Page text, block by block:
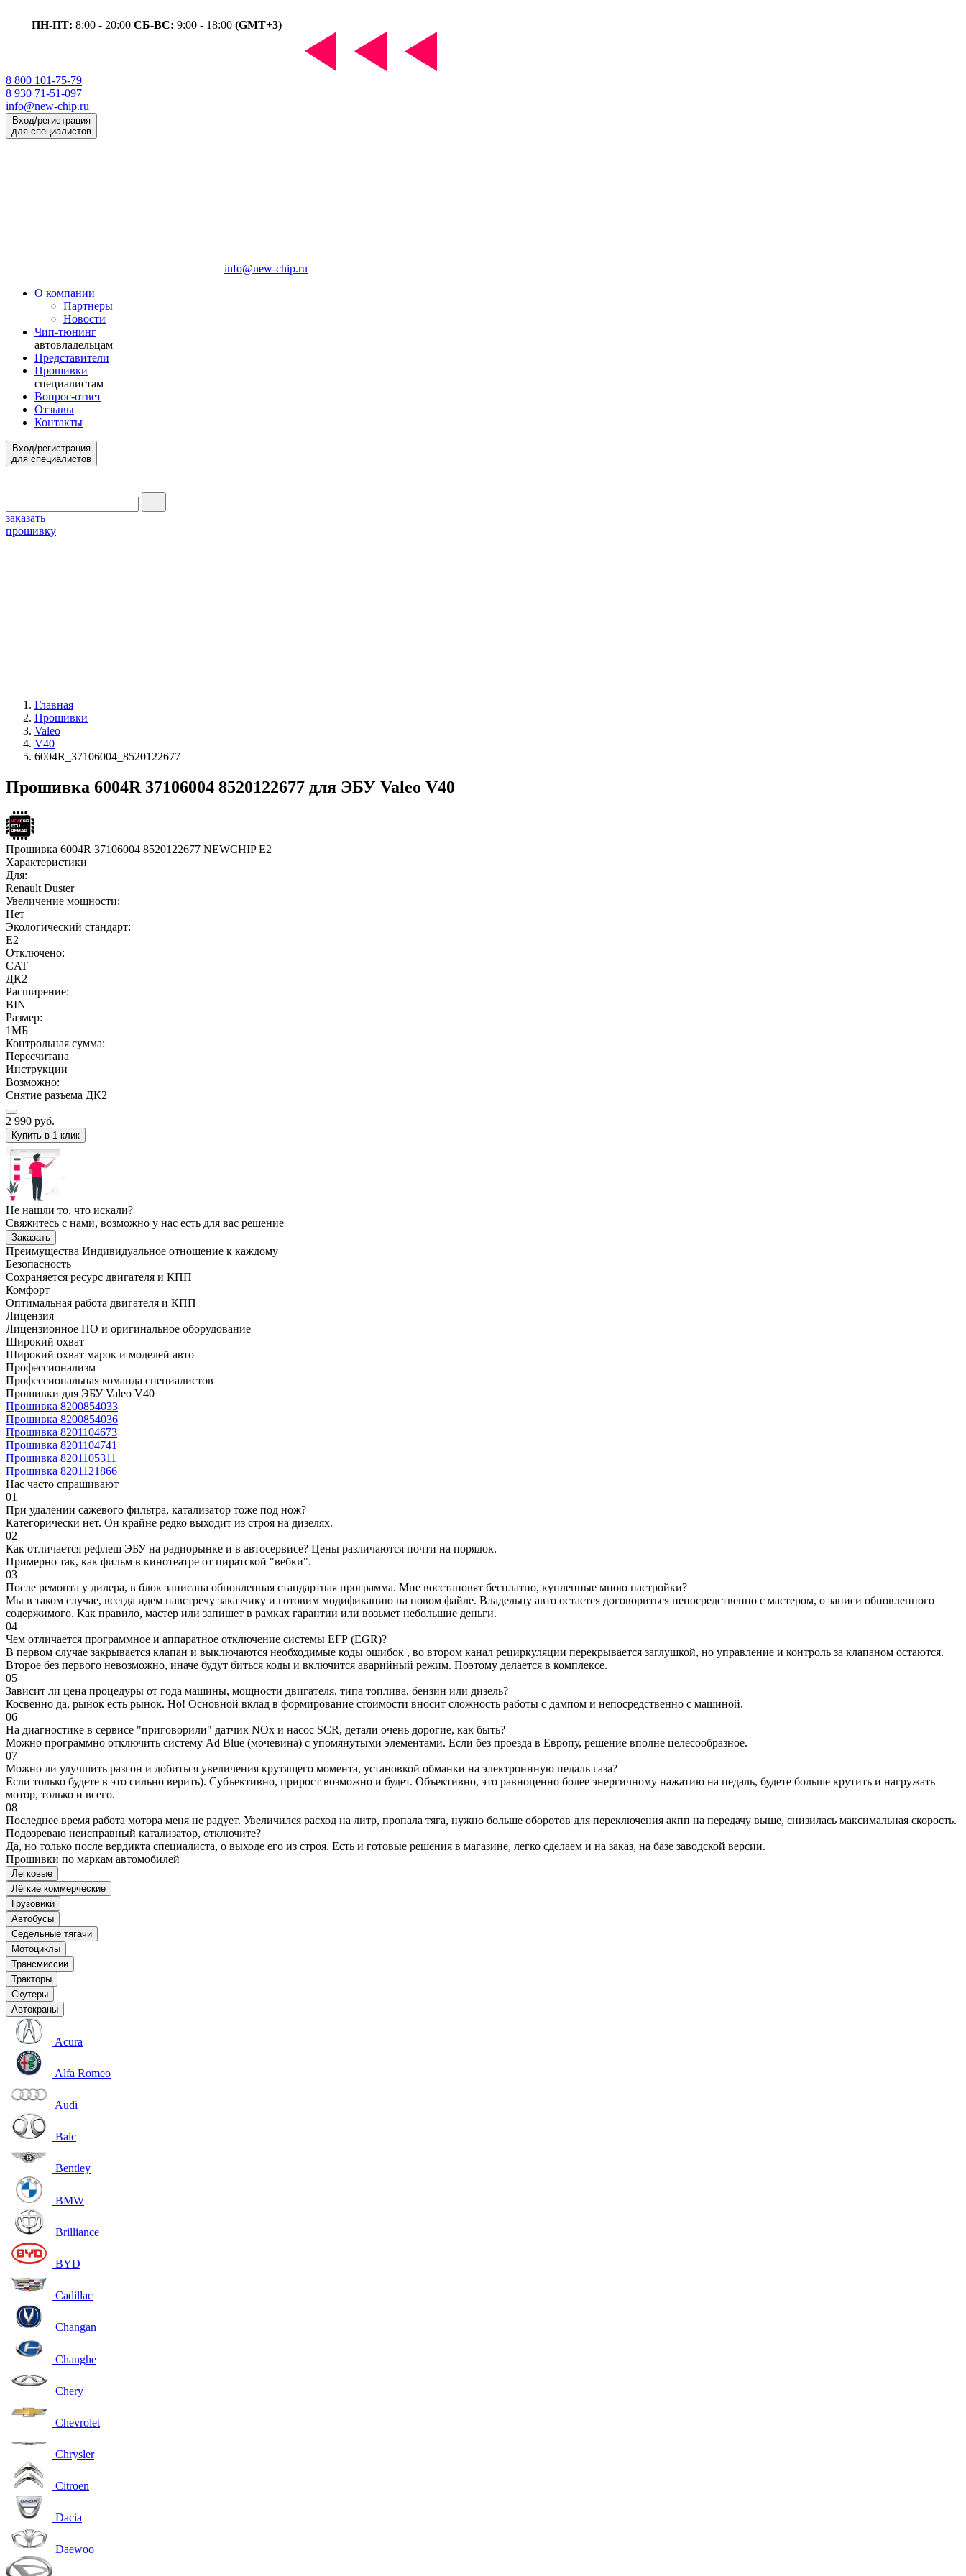
ПН-ПТ: 8:00 - 20:00 СБ-ВС: 9:00 - 18:00 (GMT+3)
8 800 101-75-79
8 930 71-51-097
info@new-chip.ru
Вход/регистрация
для специалистов
info@new-chip.ru
О компании
Партнеры
Новости
Чип-тюнинг
автовладельцам
Представители
Прошивки
специалистам
Вопрос-ответ
Отзывы
Контакты
Вход/регистрация
для специалистов
заказать
прошивку
Главная
Прошивки
Valeo
V40
6004R_37106004_8520122677
Прошивка 6004R 37106004 8520122677 для ЭБУ Valeo V40
Прошивка 6004R 37106004 8520122677 NEWCHIP E2
Характеристики
Для:
Renault Duster
Увеличение мощности:
Нет
Экологический стандарт:
E2
Отключено:
CAT
ДК2
Расширение:
BIN
Размер:
1МБ
Контрольная сумма:
Пересчитана
Инструкции
Возможно:
Снятие разъема ДК2
2 990 руб.
Купить в 1 клик
Не нашли то, что искали?
Свяжитесь с нами, возможно у нас есть для вас решение
Заказать
Преимущества Индивидуальное отношение к каждому
Безопасность
Сохраняется ресурс двигателя и КПП
Комфорт
Оптимальная работа двигателя и КПП
Лицензия
Лицензионное ПО и оригинальное оборудование
Широкий охват
Широкий охват марок и моделей авто
Профессионализм
Профессиональная команда специалистов
Прошивки для ЭБУ Valeo V40
Прошивка 8200854033
Прошивка 8200854036
Прошивка 8201104673
Прошивка 8201104741
Прошивка 8201105311
Прошивка 8201121866
Нас часто спрашивают
01
При удалении сажевого фильтра, катализатор тоже под нож?
Категорически нет. Он крайне редко выходит из строя на дизелях.
02
Как отличается рефлеш ЭБУ на радиорынке и в автосервисе? Цены различаются почти на порядок.
Примерно так, как фильм в кинотеатре от пиратской "вебки".
03
После ремонта у дилера, в блок записана обновленная стандартная программа. Мне восстановят бесплатно, купленные мною настройки?
Мы в таком случае, всегда идем навстречу заказчику и готовим модификацию на новом файле. Владельцу авто остается договориться непосредственно с мастером, о записи обновленного
содержимого. Как правило, мастер или запишет в рамках гарантии или возьмет небольшие деньги.
04
Чем отличается программное и аппаратное отключение системы ЕГР (EGR)?
В первом случае закрывается клапан и выключаются необходимые коды ошибок , во втором канал рециркуляции перекрывается заглушкой, но управление и контроль за клапаном остаются.
Второе без первого невозможно, иначе будут биться коды и включится аварийный режим. Поэтому делается в комплексе.
05
Зависит ли цена процедуры от года машины, мощности двигателя, типа топлива, бензин или дизель?
Косвенно да, рынок есть рынок. Но! Основной вклад в формирование стоимости вносит сложность работы с дампом и непосредственно с машиной.
06
На диагностике в сервисе "приговорили" датчик NOx и насос SCR, детали очень дорогие, как быть?
Можно программно отключить систему Ad Blue (мочевина) с упомянутыми элементами. Если без проезда в Европу, решение вполне целесообразное.
07
Можно ли улучшить разгон и добиться увеличения крутящего момента, установкой обманки на электроннную педаль газа?
Если только будете в это сильно верить). Субъективно, прирост возможно и будет. Объективно, это равноценно более энергичному нажатию на педаль, будете больше крутить и нагружать
мотор, только и всего.
08
Последнее время работа мотора меня не радует. Увеличился расход на литр, пропала тяга, нужно больше оборотов для переключения акпп на передачу выше, снизилась максимальная скорость.
Подозреваю неисправный катализатор, отключите?
Да, но только после вердикта специалиста, о выходе его из строя. Есть и готовые решения в магазине, легко сделаем и на заказ, на базе заводской версии.
Прошивки по маркам автомобилей
Легковые
Лёгкие коммерческие
Грузовики
Автобусы
Седельные тягачи
Мотоциклы
Трансмиссии
Тракторы
Скутеры
Автокраны
Acura
Alfa Romeo
Audi
Baic
Bentley
BMW
Brilliance
BYD
Cadillac
Changan
Changhe
Chery
Chevrolet
Chrysler
Citroen
Dacia
Daewoo